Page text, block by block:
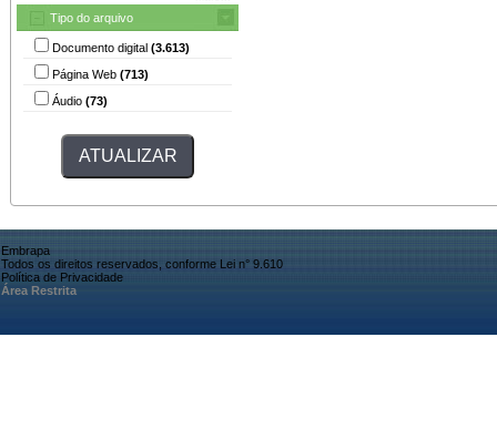
Tipo do arquivo
Documento digital (3.613)
Página Web (713)
Áudio (73)
Embrapa
Todos os direitos reservados, conforme Lei n° 9.610
Política de Privacidade
Área Restrita